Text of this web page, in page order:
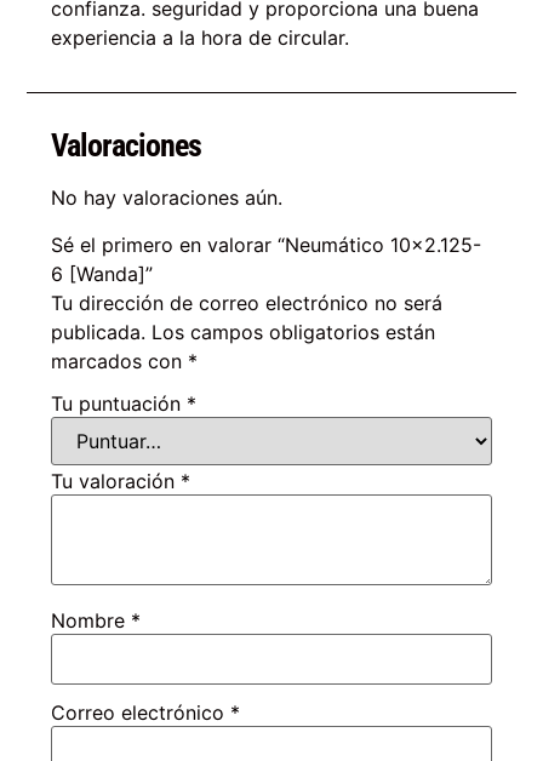
confianza. seguridad y proporciona una buena
experiencia a la hora de circular.
Valoraciones
No hay valoraciones aún.
Sé el primero en valorar “Neumático 10×2.125-
6 [Wanda]”
Tu dirección de correo electrónico no será
publicada. Los campos obligatorios están
marcados con *
Tu puntuación *
Tu valoración *
Nombre *
Correo electrónico *